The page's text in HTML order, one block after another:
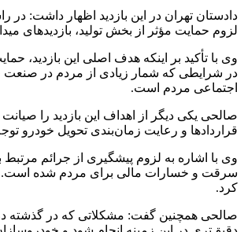
دادستان تهران در این بازدید اظهار داشت:
لزوم حمایت مؤثر از بخش تولید، بازدیدهای
وی با تأکید بر اینکه هدف اصلی این بازدید،
در شرایطی که شمار زیادی از مردم در صنعت
اجتماعی مردم است.
صالحی یکی دیگر از اهداف این بازدید را
قراردادها و رعایت زمان‌بندی تحویل خودرو
وی با اشاره به لزوم پیشگیری از جرائم
سرقت و خسارات مالی برای مردم شده است.
کرد.
صالحی همچنین گفت: مشکلاتی که در گذشته